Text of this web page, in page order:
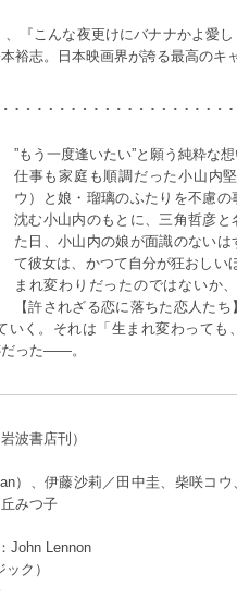
『こんな夜更けにバナナかよ愛
裕志。日本映画界が誇る最高のキ
”もう一度逢いたい”と願う純粋な
仕事も家庭も順調だった小山内
ウ）と娘・瑠璃のふたりを不慮
沈む小山内のもとに、三角哲彦
た日、小山内の娘が面識のない
て彼女は、かつて自分が狂おしい
まれ変わりだったのではないか
【許されざる恋に落ちた恋人た
いく。それは「生まれ変わって
だった——。
波書店刊）
）、伊藤沙莉／田中圭、柴咲コ
みつ子
John Lennon
ク）